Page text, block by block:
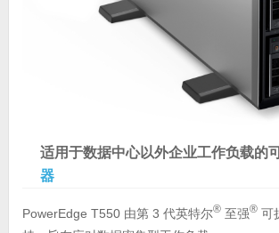
适用于数据中心以外企业工作负载的
器
PowerEdge T550 由第 3 代英特尔®至强®可